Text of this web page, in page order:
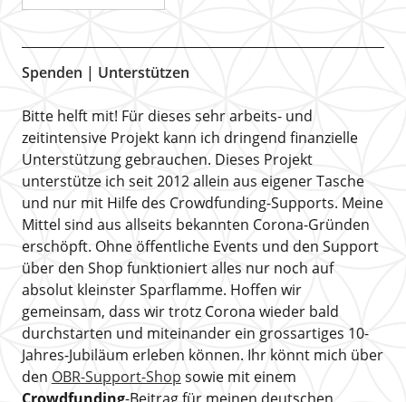
Spenden | Unterstützen
Bitte helft mit! Für dieses sehr arbeits- und
zeitintensive Projekt kann ich dringend finanzielle
Unterstützung gebrauchen. Dieses Projekt
unterstütze ich seit 2012 allein aus eigener Tasche
und nur mit Hilfe des Crowdfunding-Supports. Meine
Mittel sind aus allseits bekannten Corona-Gründen
erschöpft. Ohne öffentliche Events und den Support
über den Shop funktioniert alles nur noch auf
absolut kleinster Sparflamme. Hoffen wir
gemeinsam, dass wir trotz Corona wieder bald
durchstarten und miteinander ein grossartiges 10-
Jahres-Jubiläum erleben können. Ihr könnt mich über
den OBR-Support-Shop sowie mit einem